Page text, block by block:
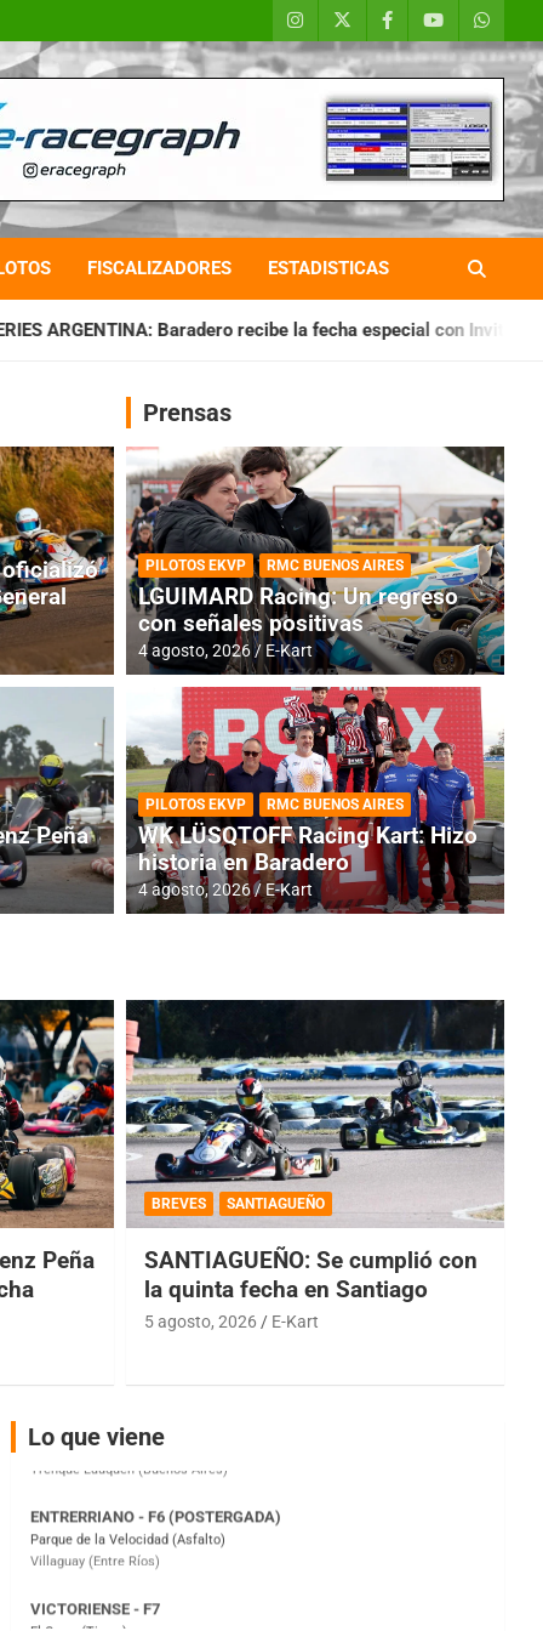
FISCALIZADORES ESTADISTICAS
recibe la fecha especial con Invitados CHAQUEÑO
RMC BUENOS AIRES
Cerró una jornada
oficializó
Peña
Prensas
PILOTOS EKVP RMC BUENOS AIRES
LGUIMARD Racing: Un regreso
con señales positivas
4 agosto, 2026 E-Kart
PILOTOS EKVP RMC BUENOS AIRES
WK LÜSQTOFF Racing Kart: Hizo
historia en Baradero
4 agosto, 2026 E-Kart
Peña
BREVES SANTIAGUEÑO
SANTIAGUEÑO: Se cumplió con
la quinta fecha en Santiago
5 agosto, 2026 E-Kart
Lo que viene
COBERTURA ESPECIAL DE E-KART.COM.AR
08/09-AGO
IAME SERIES ARGENTINA 6
Ramiro Tot (Asfalto)
Parque de la Velocidad (Asfalto)
VICTORIENSE - F7
El Cerro (Tierra)
Victoria (Entre Ríos)
PATAGONICO - F6
Moto Club Reginense (Tierra)